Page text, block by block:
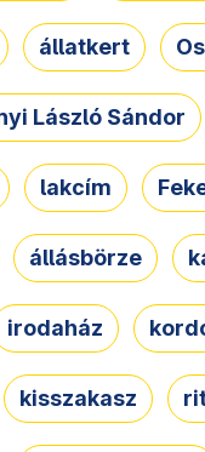
állatkert
László Sándor
lakcím
állásbörze
irodaház
kisszakasz